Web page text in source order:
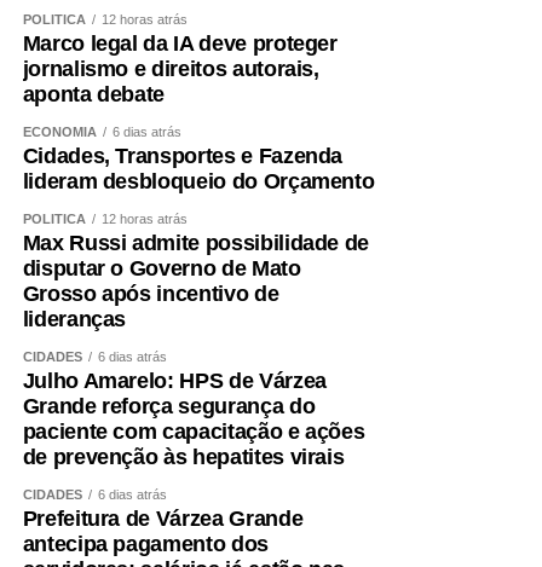
O primeiro passo é avaliar mais do que o peso.
Circunferência abdominal, composição corporal, força de
preensão, velocidade da marcha, capacidade funcional e
exames cardiometabólicos ajudam a identificar riscos que
o IMC isolado não mostra.
O treinamento de força deve ocupar posição central.
Caminhar é importante, mas pode não ser suficiente para
preservar ou recuperar massa muscular. Exercícios
resistidos, progressivos e individualizados são
fundamentais.
A alimentação também precisa garantir quantidade
adequada de proteínas e energia, distribuídas ao longo
do dia e ajustadas à idade, função renal, rotina e
condição clínica.
Além disso, é essencial tratar fatores que aceleram a
perda muscular e o envelhecimento vascular, como
sedentarismo, diabetes, hipertensão, alterações do sono,
POLÍTICA 12 horas atrás
Marco legal da IA deve proteger
jornalismo e direitos autorais,
aponta debate
ECONOMIA 6 dias atrás
Cidades, Transportes e Fazenda
lideram desbloqueio do Orçamento
POLÍTICA 12 horas atrás
Max Russi admite possibilidade de
disputar o Governo de Mato
Grosso após incentivo de
lideranças
CIDADES 6 dias atrás
Julho Amarelo: HPS de Várzea
Grande reforça segurança do
paciente com capacitação e ações
de prevenção às hepatites virais
CIDADES 6 dias atrás
Prefeitura de Várzea Grande
antecipa pagamento dos